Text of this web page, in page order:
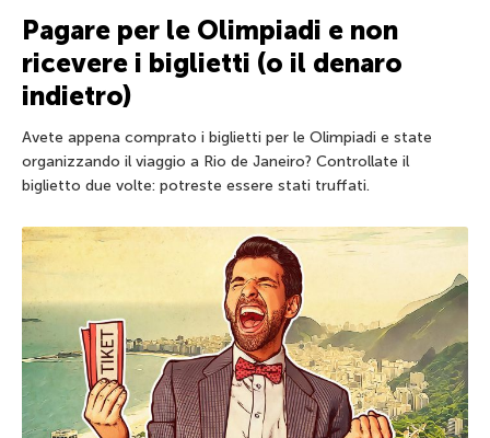
Pagare per le Olimpiadi e non
ricevere i biglietti (o il denaro
indietro)
Avete appena comprato i biglietti per le Olimpiadi e state
organizzando il viaggio a Rio de Janeiro? Controllate il
biglietto due volte: potreste essere stati truffati.